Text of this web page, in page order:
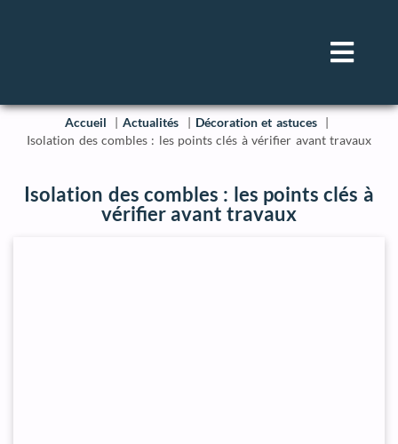
Accueil Actualités
Décoration et astuces
Isolation des combles : les points clés à vérifier avant travaux
Isolation des combles : les points clés à
vérifier avant travaux